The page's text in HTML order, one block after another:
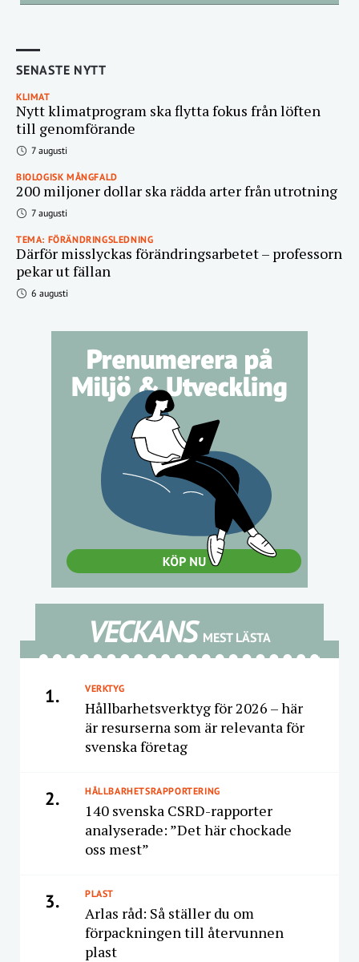
SENASTE NYTT
KLIMAT
Nytt klimatprogram ska flytta fokus från löften
till genomförande
7 augusti
BIOLOGISK MÅNGFALD
200 miljoner dollar ska rädda arter från utrotning
7 augusti
TEMA: FÖRÄNDRINGSLEDNING
Därför misslyckas förändringsarbetet – professorn
pekar ut fällan
6 augusti
VECKANS MEST LÄSTA
1. VERKTYG
Hållbarhetsverktyg för 2026 – här
är resurserna som är relevanta för
svenska företag
2. HÅLLBARHETSRAPPORTERING
140 svenska CSRD-rapporter
analyserade: ”Det här chockade
oss mest”
3. PLAST
Arlas råd: Så ställer du om
förpackningen till återvunnen
plast